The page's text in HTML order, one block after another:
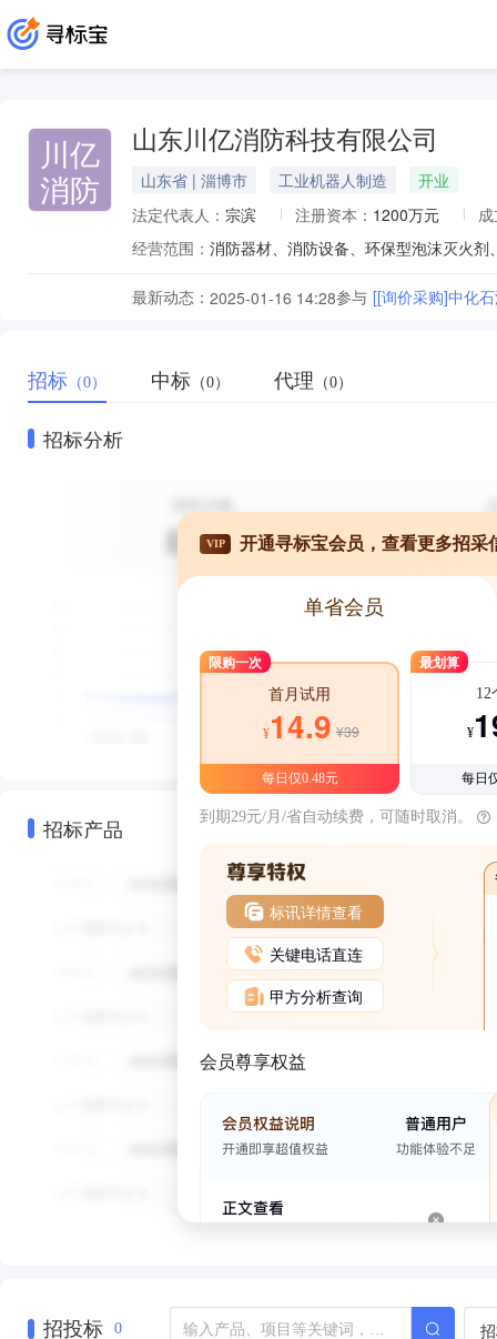
川亿
消防
山东川亿消防科技有限公司
山东省 | 淄博市 工业机器人制造
开业
法定代表人： 宗滨 注册资本： 1200万元
经营范围：
最新动态： 2025-01-16 14:28参与 [[询价采购]中化
招标 （0） 中标 （0） 代理 （0）
招标分析
招标产品
VIP 开通寻标宝会员，查看更多招采
单省会员
限购一次
首月试用
¥14.9 ¥39
每日仅0.48元
最划算
12
¥
每日
到期29元/月/省自动续费，可随时取消。
标讯详情查看
关键电话直连
甲方分析查询
会员尊享权益
招投标 0